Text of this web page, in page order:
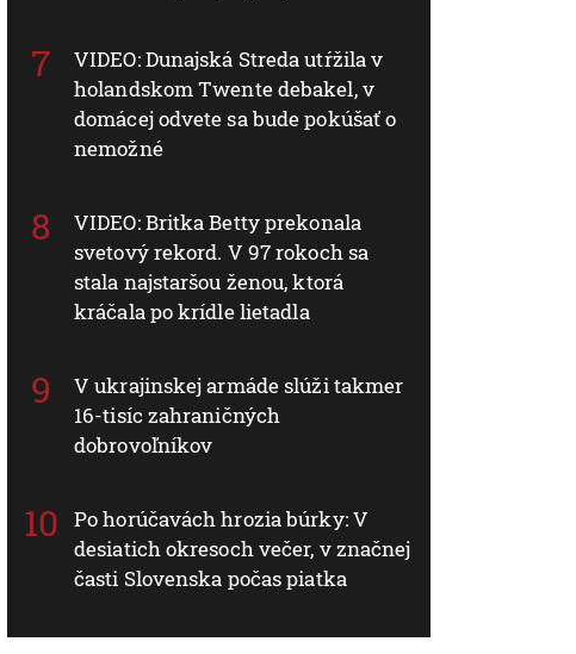
VIDEO: Dunajská Streda utŕžila v
holandskom Twente debakel, v
domácej odvete sa bude pokúšať o
nemožné
VIDEO: Britka Betty prekonala
svetový rekord. V 97 rokoch sa
stala najstaršou ženou, ktorá
kráčala po krídle lietadla
V ukrajinskej armáde slúži takmer
16-tisíc zahraničných
dobrovoľníkov
Po horúčavách hrozia búrky: V
desiatich okresoch večer, v značnej
časti Slovenska počas piatka